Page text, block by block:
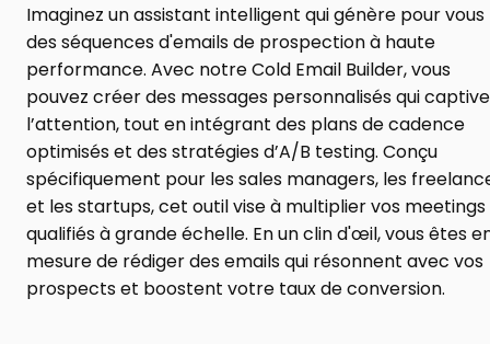
Imaginez un assistant intelligent qui génère pour vous
des séquences d'emails de prospection à haute
performance. Avec notre Cold Email Builder, vous
pouvez créer des messages personnalisés qui
l’attention, tout en intégrant des plans de cadence
optimisés et des stratégies d’A/B testing. Conçu
spécifiquement pour les sales managers, les
et les startups, cet outil vise à multiplier vos meetings
qualifiés à grande échelle. En un clin d'œil, vous êtes
mesure de rédiger des emails qui résonnent avec vos
prospects et boostent votre taux de conversion.